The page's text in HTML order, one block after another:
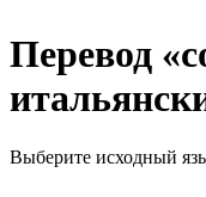
Перевод
Выберите исходный